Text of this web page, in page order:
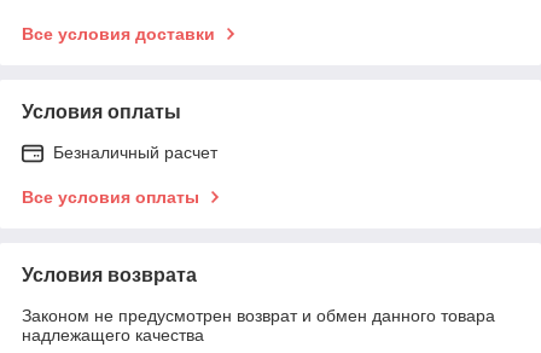
Все условия доставки
Условия оплаты
Безналичный расчет
Все условия оплаты
Условия возврата
Законом не предусмотрен возврат и обмен данного товара
надлежащего качества